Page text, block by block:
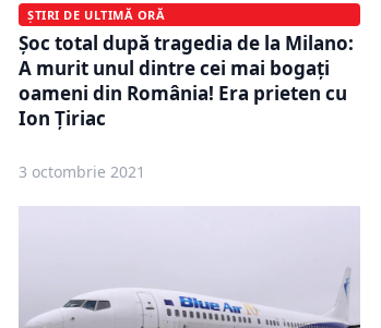
ȘTIRI DE ULTIMĂ ORĂ
Șoc total după tragedia de la Milano:
A murit unul dintre cei mai bogați
oameni din România! Era prieten cu
Ion Țiriac
3 octombrie 2021